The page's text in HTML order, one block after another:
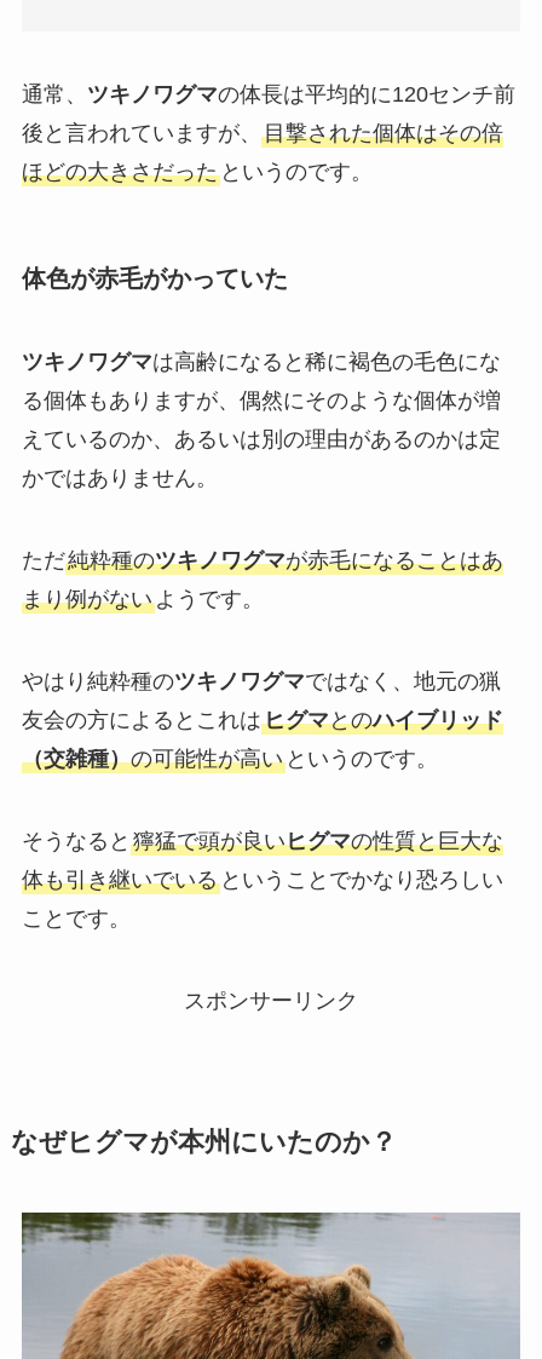
通常、 ツキノワグマの体長は平均的に120センチ前
後と言われていますが、 目撃された個体はその倍
ほどの大きさだったというのです。
体色が赤毛がかっていた
ツキノワグマは高齢になると稀に褐色の毛色にな
る個体もありますが、偶然にそのような個体が増
えているのか、あるいは別の理由があるのかは定
かではありません。
ただ純粋種のツキノワグマが赤毛になることはあ
まり例がないようです。
やはり純粋種のツキノワグマではなく、地元の猟
友会の方によるとこれはヒグマとのハイブリッド
（交雑種）の可能性が高いというのです。
そうなると 獰猛で頭が良いヒグマの性質と巨大な
体も引き継いでいるということでかなり恐ろしい
ことです。
スポンサーリンク
なぜヒグマが本州にいたのか？